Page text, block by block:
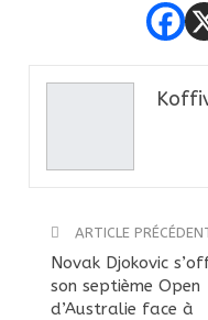
ARTICLE
Novak Djokovic
son septième Open
d’Australie face à